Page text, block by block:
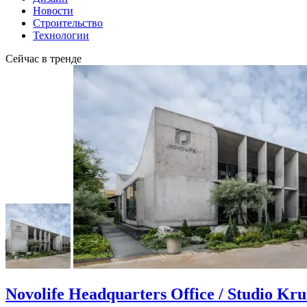
Новости
Строительство
Технологии
Сейчас в тренде
Novolife Headquarters Office / Studio